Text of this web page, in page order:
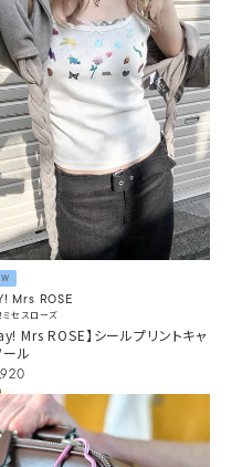
Mrs ROSE
ミセスローズ
Mrs ROSE】シールプリントキャ
ール